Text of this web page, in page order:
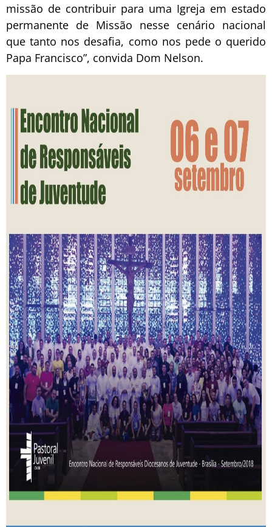
missão de contribuir para uma Igreja em estado
permanente de Missão nesse cenário nacional
que tanto nos desafia, como nos pede o querido
Papa Francisco”, convida Dom Nelson.